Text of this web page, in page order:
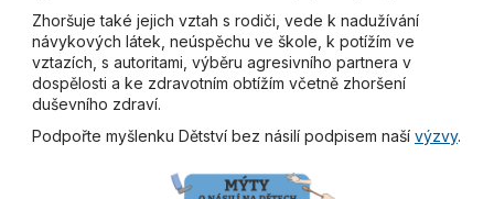
Zhoršuje také jejich vztah s rodiči, vede k nadužívání
návykových látek, neúspěchu ve škole, k potížím ve
vztazích, s autoritami, výběru agresivního partnera v
dospělosti a ke zdravotním obtížím včetně zhoršení
duševního zdraví.
Podpořte myšlenku Dětství bez násilí podpisem naší výzvy.